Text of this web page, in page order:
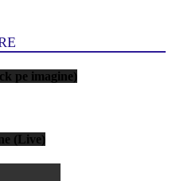
pe imagine)
(Live)